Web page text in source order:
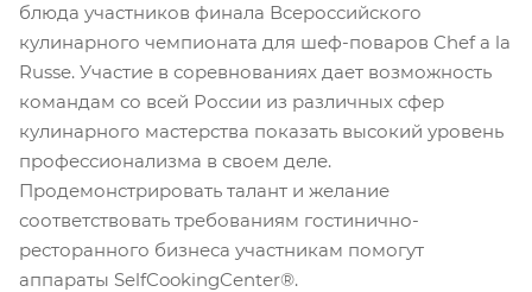
блюда участников финала Всероссийского
кулинарного чемпионата для шеф-поваров Chef a la
Russe. Участие в соревнованиях дает возможность
командам со всей России из различных сфер
кулинарного мастерства показать высокий уровень
профессионализма в своем деле.
Продемонстрировать талант и желание
соответствовать требованиям гостинично-
ресторанного бизнеса участникам помогут
аппараты SelfCookingCenter®.